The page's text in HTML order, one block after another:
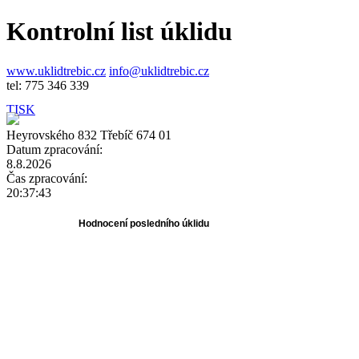
Kontrolní list úklidu
www.uklidtrebic.cz info@uklidtrebic.cz
tel: 775 346 339
TISK
Heyrovského 832 Třebíč 674 01
Datum zpracování:
8.8.2026
Čas zpracování:
20:37:43
Hodnocení posledního úklidu